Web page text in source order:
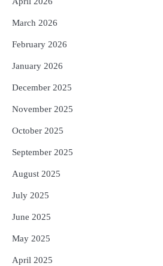
5
March 2026
February 2026
January 2026
December 2025
November 2025
October 2025
September 2025
August 2025
July 2025
June 2025
May 2025
April 2025